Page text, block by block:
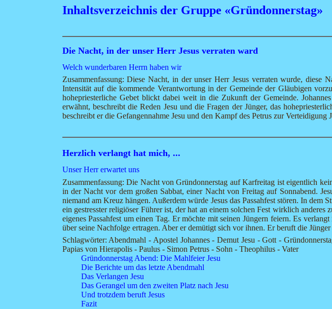
Inhaltsverzeichnis der Gruppe «Gründonnerstag»
Die Nacht, in der unser Herr Jesus verraten ward
Welch wunderbaren Herrn haben wir
Zusammenfassung: Diese Nacht, in der unser Herr Jesus verraten wurde,
Intensität auf die kommende Verantwortung in der Gemeinde der Gläubigen
hohepriesterliche Gebet blickt dabei weit in die Zukunft der Gemeinde.
erwähnt, beschreibt die Reden Jesu und die Fragen der Jünger, das
beschreibt er die Gefangennahme Jesu und den Kampf des Petrus zur Verteidigung
Herzlich verlangt hat mich, ...
Unser Herr erwartet uns
Zusammenfassung: Die Nacht von Gründonnerstag auf Karfreitag ist eigentlich
in der Nacht vor dem großen Sabbat, einer Nacht von Freitag auf Sonnabend.
niemand am Kreuz hängen. Außerdem würde Jesus das Passahfest stören. In
ein gestresster religiöser Führer ist, der hat an einem solchen Fest wirklich anderes
eigenes Passahfest um einen Tag. Er möchte mit seinen Jüngern feiern. Es
über seine Nachfolge ertragen. Aber er demütigt sich vor ihnen. Er beruft die
Schlagwörter: Abendmahl - Apostel Johannes - Demut Jesu - Gott -
Papias von Hierapolis - Paulus - Simon Petrus - Sohn - Theophilus - Vater
Gründonnerstag Abend: Die Mahlfeier Jesu
Die Berichte um das letzte Abendmahl
Das Verlangen Jesu
Das Gerangel um den zweiten Platz nach Jesu
Und trotzdem beruft Jesus
Fazit